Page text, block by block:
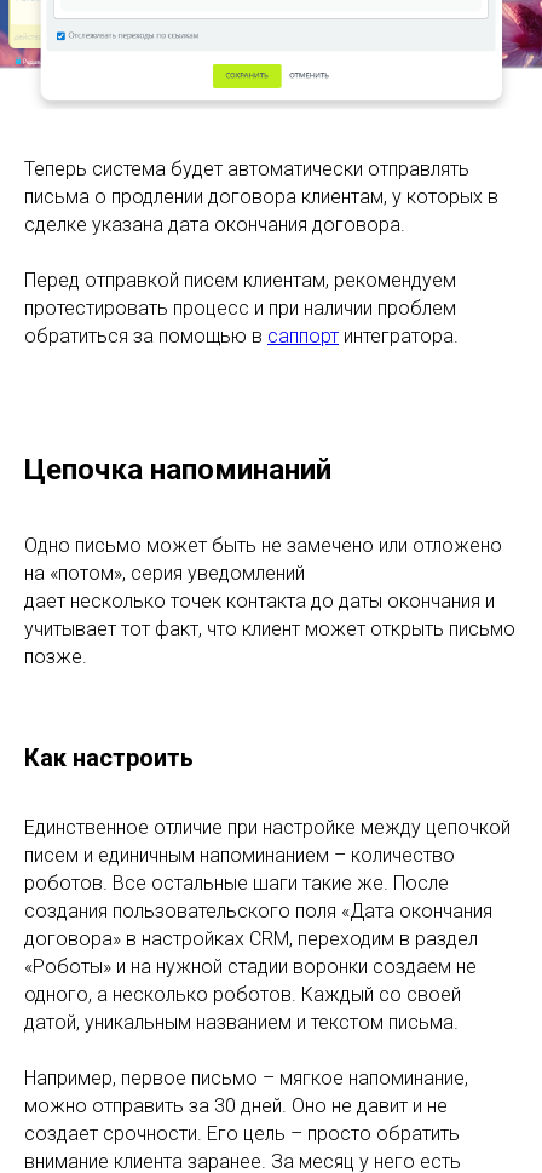
Теперь система будет автоматически отправлять
письма о продлении договора клиентам, у которых в
сделке указана дата окончания договора.
Перед отправкой писем клиентам, рекомендуем
протестировать процесс и при наличии проблем
обратиться за помощью в саппорт интегратора.
Цепочка напоминаний
Одно письмо может быть не замечено или отложено
на «потом», серия уведомлений
дает несколько точек контакта до даты окончания и
учитывает тот факт, что клиент может открыть письмо
позже.
Как настроить
Единственное отличие при настройке между цепочкой
писем и единичным напоминанием – количество
роботов. Все остальные шаги такие же. После
создания пользовательского поля «Дата окончания
договора» в настройках CRM, переходим в раздел
«Роботы» и на нужной стадии воронки создаем не
одного, а несколько роботов. Каждый со своей
датой, уникальным названием и текстом письма.
Например, первое письмо – мягкое напоминание,
можно отправить за 30 дней. Оно не давит и не
создает срочности. Его цель – просто обратить
внимание клиента заранее. За месяц у него есть